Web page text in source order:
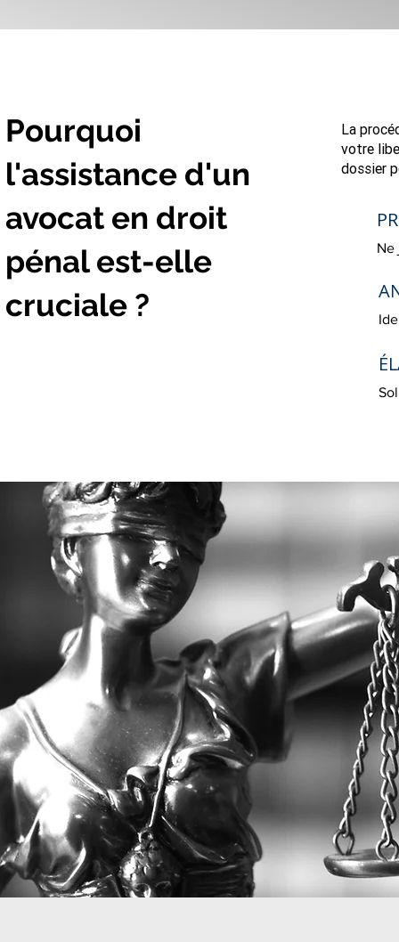
Pourquoi
l'assistance d'un
avocat en droit
pénal est-elle
cruciale ?
La
votre
dossier
Ne